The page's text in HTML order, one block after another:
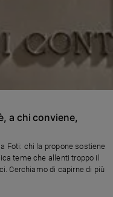
a chi conviene,
Foti: chi la propone sostiene
teme che allenti troppo il
Cerchiamo di capirne di più